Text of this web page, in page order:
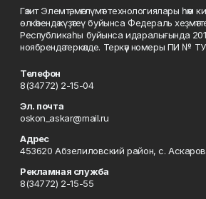
Гәзит Элемтә, мәғлүмәт технологиялары
өлкәһендә күҙәтеү буйынса Федераль
Республикаһы буйынса идаралығында
ноябрендә теркәлде. Теркәү номеры ПИ №
Телефон
8(34772) 2-15-04
Эл. почта
oskon_askar@mail.ru
Адрес
453620 Абзелиловский район, с.
Рекламная служба
8(34772) 2-15-55